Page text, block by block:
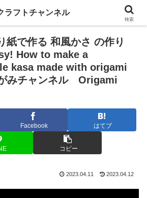
紙で作る 和風かさ の作り
How to make a
kasa made with origami
みチャンネル Origami
Facebook はてブ
コピー
2023.04.11 2023.04.12
ラフトチャンネル
検索